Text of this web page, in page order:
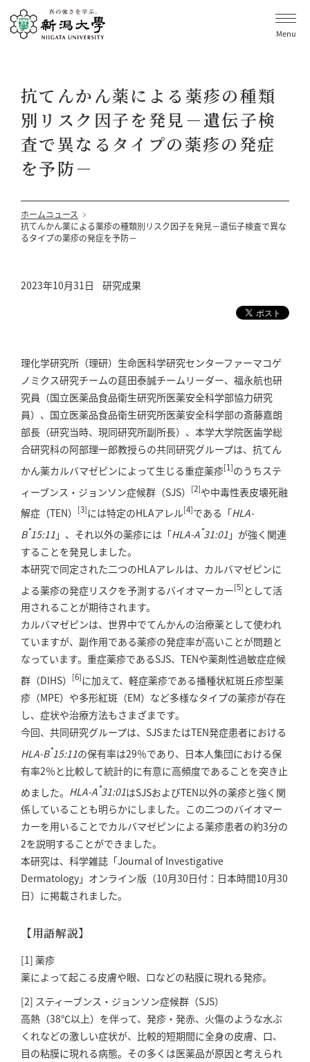
Menu
抗てんかん薬による薬疹の種類
別リスク因子を発見－遺伝子検
査で異なるタイプの薬疹の発症
を予防－
ホームニュース
抗てんかん薬による薬疹の種類別リスク因子を発見－遺伝子検査で異な
るタイプの薬疹の発症を予防－
2023年10月31日 研究成果
理化学研究所（理研）生命医科学研究センターファーマコゲ
ノミクス研究チームの莚田泰誠チームリーダー、福永航也研
究員（国立医薬品食品衛生研究所医薬安全科学部協力研究
員）、国立医薬品食品衛生研究所医薬安全科学部の斎藤嘉朗
部長（研究当時、現同研究所副所長）、本学大学院医歯学総
合研究科の阿部理一郎教授らの共同研究グループは、抗てん
かん薬カルバマゼピンによって生じる重症薬疹[1]のうちステ
ィーブンス・ジョンソン症候群（SJS） [2]や中毒性表皮壊死融
解症（TEN） [3]には特定のHLAアレル[4]である「HLA-
B*15:11」、それ以外の薬疹には「HLA-A*31:01」が強く関連
することを発見しました。
本研究で同定された二つのHLAアレルは、カルバマゼピンに
よる薬疹の発症リスクを予測するバイオマーカー[5] として活
用されることが期待されます。
カルバマゼピンは、世界中でてんかんの治療薬として使われ
ていますが、副作用である薬疹の発症率が高いことが問題と
なっています。重症薬疹であるSJS、TENや薬剤性過敏症症候
群（DIHS） [6]に加えて、軽症薬疹である播種状紅斑丘疹型薬
疹（MPE）や多形紅斑（EM）など多様なタイプの薬疹が存在
し、症状や治療方法もさまざまです。
今回、共同研究グループは、SJSまたはTEN発症患者における
HLA-B*15:11の保有率は29％であり、日本人集団における保
有率2％と比較して統計的に有意に高頻度であることを突き止
めました。 HLA-A*31:01はSJSおよびTEN以外の薬疹と強く関
係していることも明らかにしました。この二つのバイオマー
カーを用いることでカルバマゼピンによる薬疹患者の約3分の
2を説明することができました。
本研究は、科学雑誌「Journal of Investigative
Dermatology」オンライン版（10月30日付：日本時間10月30
日）に掲載されました。
【用語解説】
[1] 薬疹
薬によって起こる皮膚や眼、口などの粘膜に現れる発疹。
[2] スティーブンス・ジョンソン症候群（SJS）
高熱（38℃以上）を伴って、発疹・発赤、火傷のような水ぶ
くれなどの激しい症状が、比較的短期間に全身の皮膚、口、
目の粘膜に現れる病態。その多くは医薬品が原因と考えられ